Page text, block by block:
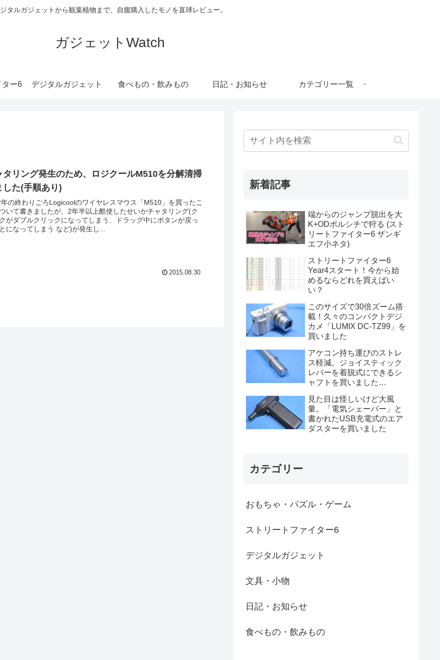
タルガジェットから観葉植物まで、自腹購入したモノを直球レビュー。
ガジェットWatch
ター6 デジタルガジェット 食べもの・飲みもの 日記・お知らせ カテゴリー一覧
タリング発生のため、ロジクールM510を分解清掃
した(手順あり)
の終わりごろLogicoolのワイヤレスマウス「M510」を買ったこ
いて書きましたが、2年半以上酷使したせいかチャタリング(ク
がダブルクリックになってしまう、ドラッグ中にボタンが戻っ
になってしまう など)が発生し...
2015.08.30
新着記事
端からのジャンプ脱出を大
K+ODボルシチで狩る (スト
リートファイター6 ザンギ
エフ小ネタ)
ストリートファイター6
Year4スタート！今から始
めるならどれを買えばい
い？
このサイズで30倍ズーム搭
載！久々のコンパクトデジ
カメ「LUMIX DC-TZ99」を
買いました
アケコン持ち運びのストレ
ス軽減。ジョイスティック
レバーを着脱式にできるシ
ャフトを買いました
フトレバー)
見た目は怪しいけど大風
量。「電気シェーバー」と
書かれたUSB充電式のエア
ダスターを買いました
カテゴリー
おもちゃ・パズル・ゲーム
ストリートファイター6
デジタルガジェット
文具・小物
日記・お知らせ
食べもの・飲みもの